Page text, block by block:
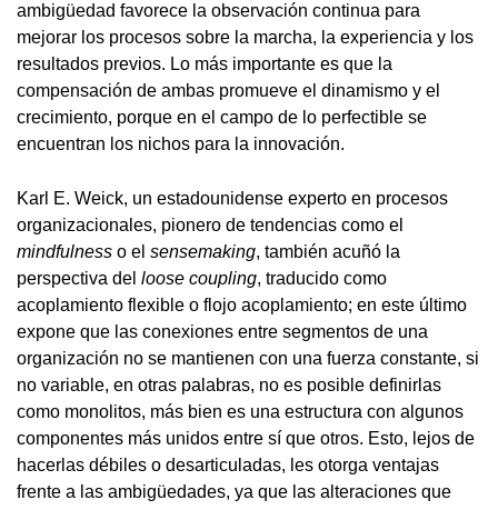
ambigüedad favorece la observación continua para
mejorar los procesos sobre la marcha, la experiencia y los
resultados previos. Lo más importante es que la
compensación de ambas promueve el dinamismo y el
crecimiento, porque en el campo de lo perfectible se
encuentran los nichos para la innovación.
Karl E. Weick, un estadounidense experto en procesos
organizacionales, pionero de tendencias como el
mindfulness o el sensemaking, también acuñó la
perspectiva del loose coupling, traducido como
acoplamiento flexible o flojo acoplamiento; en este último
expone que las conexiones entre segmentos de una
organización no se mantienen con una fuerza constante, si
no variable, en otras palabras, no es posible definirlas
como monolitos, más bien es una estructura con algunos
componentes más unidos entre sí que otros. Esto, lejos de
hacerlas débiles o desarticuladas, les otorga ventajas
frente a las ambigüedades, ya que las alteraciones que